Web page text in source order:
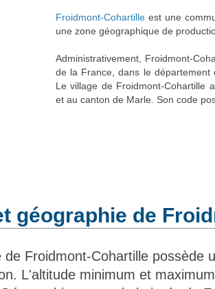
Froidmont-Cohartille est une
une zone géographique de
Administrativement, Froidmont-
de la France, dans le
Le village de Froidmont-Cohartille
et au canton de Marle. Son code
géographie de
de Froidmont-Cohartille possède
L'altitude minimum et